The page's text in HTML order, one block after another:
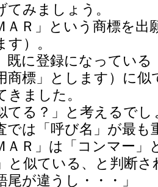
てみましょう。
ＡＲ」という商標を
）。
既に登録になってい
商標」とします）に
きました。
てる？」と考えるでし
では「呼び名」が最
ＡＲ」は「コンマー
と似ている、と判断
尾が違うし・・・」